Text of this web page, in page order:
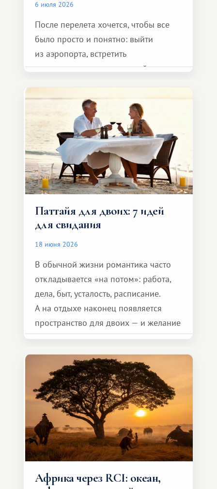
6 июля 2026
После перелета хочется, чтобы все
было просто и понятно: выйти
из аэропорта, встретить
представителя транспортной
и спокойно доехать до курорта.
Паттайя для двоих: 7 идей
для свидания
18 июня 2026
В обычной жизни романтика часто
откладывается «на потом»: работа,
дела, быт, усталость, расписание.
А на отдыхе наконец появляется
пространство для двоих — и желание
сделать для близкого человека что-то
особенное. Не обязательно
масштабное, но тёплое
и запоминающееся :)
Африка через RCI: океан,